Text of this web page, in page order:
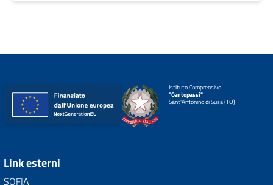
Istituto Comprensivo
"Centopassi"
Sant'Antonino di Susa (TO)
Link esterni
SOFIA